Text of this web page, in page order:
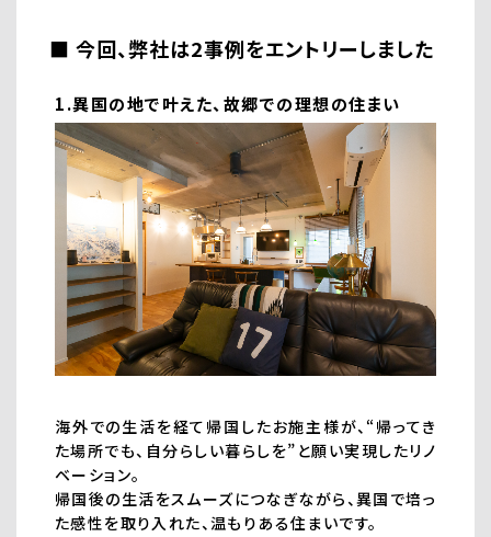
■ 今回、弊社は2事例をエントリーしました
1.異国の地で叶えた、故郷での理想の住まい
海外での生活を経て帰国したお施主様が、“帰ってき
た場所でも、自分らしい暮らしを”と願い実現したリノ
ベーション。
帰国後の生活をスムーズにつなぎながら、異国で培っ
た感性を取り入れた、温もりある住まいです。